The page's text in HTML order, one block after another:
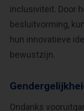
inclusiviteit. Door
besluitvorming,
hun innovatieve
bewustzijn.
Ondanks